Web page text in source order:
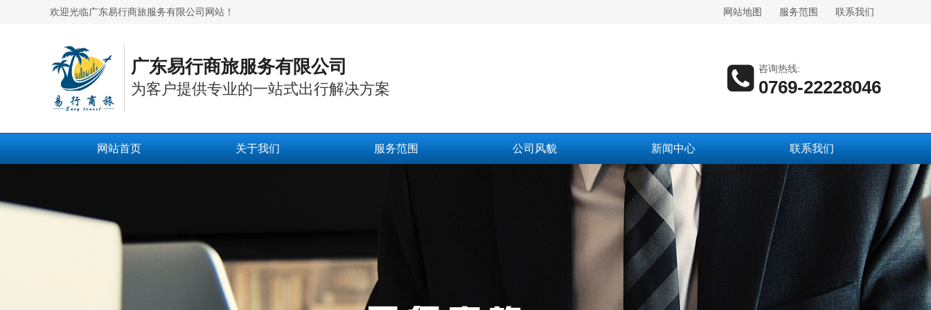
欢迎光临广东易行商旅服务有限公司网站！ 网站地图 服务范围 联系我们
广东易行商旅服务有限公司
为客户提供专业的一站式出行解决方案
咨询热线:
0769-22228046
网站首页 关于我们 服务范围 公司风貌 新闻中心 联系我们